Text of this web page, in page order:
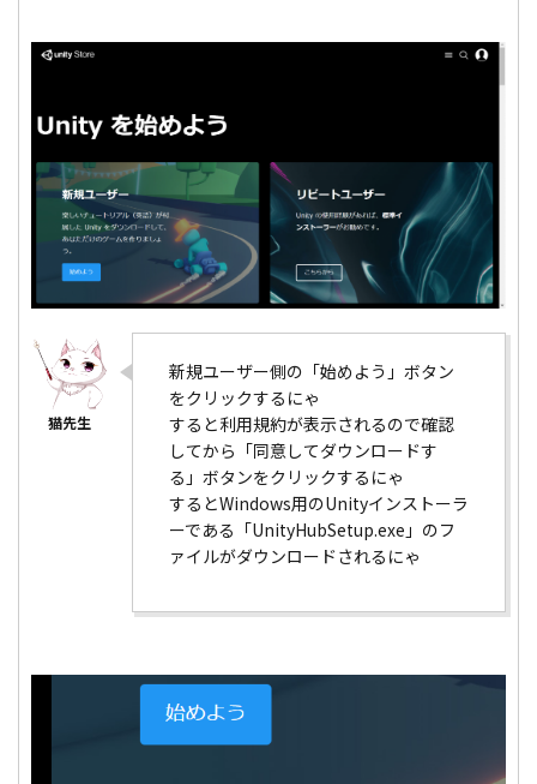
新規ユーザー側の「始めよう」ボタン
をクリックするにゃ
すると利用規約が表示されるので確認
してから「同意してダウンロードす
る」ボタンをクリックするにゃ
するとWindows用のUnityインストーラ
ーである「UnityHubSetup.exe」のフ
ァイルがダウンロードされるにゃ